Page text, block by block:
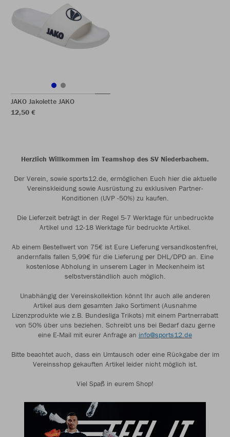
JAKO Jakolette JAKO
12,50 €
Herzlich Willkommen im Teamshop des SV Niederbachem.
Der Verein, sowie sports12.de, ermöglichen Euch hier die aktuelle
Vereinskleidung sowie Ausrüstung zu exklusiven Partner-
Konditionen (UVP -50%) zu kaufen.
Die Lieferzeit beträgt in der Regel 5-7 Werktage für unbedruckte
Artikel und 12-18 Werktage für bedruckte Artikel.
Ab einem Bestellwert von 75€ ist Eure Lieferung versandkostenfrei,
andernfalls fallen 5,99€ für die Lieferung per DHL/DPD an. Eine
kostenlose Abholung in unserem Lager in Meckenheim ist
selbstverständlich auch möglich.
Unabhängig der Vereinskollektion könnt Ihr auch alle anderen
Artikel aus dem gesamten Jako Sortiment (Ausnahme
Lizenzprodukte wie z.B. Bundesliga Trikots) mit einem Partnerrabatt
von 50% über uns beziehen. Schreibt uns bei Bedarf dazu gerne
eine E-Mail mit eurer Anfrage an info@sports12.de
Bitte beachtet auch, dass ein Umtausch oder eine Rückgabe der im
Vereinsshop gekauften Artikel leider nicht möglich ist.
Viel Spaß in eurem Shop!